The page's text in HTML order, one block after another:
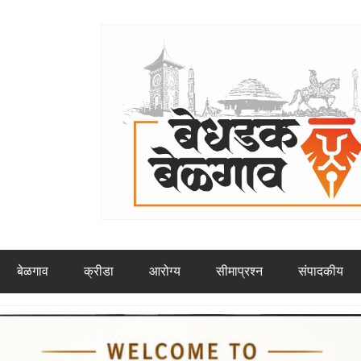
बेळगाव क्रीडा आरोग्य सीमाप्रश्न संपादकीय